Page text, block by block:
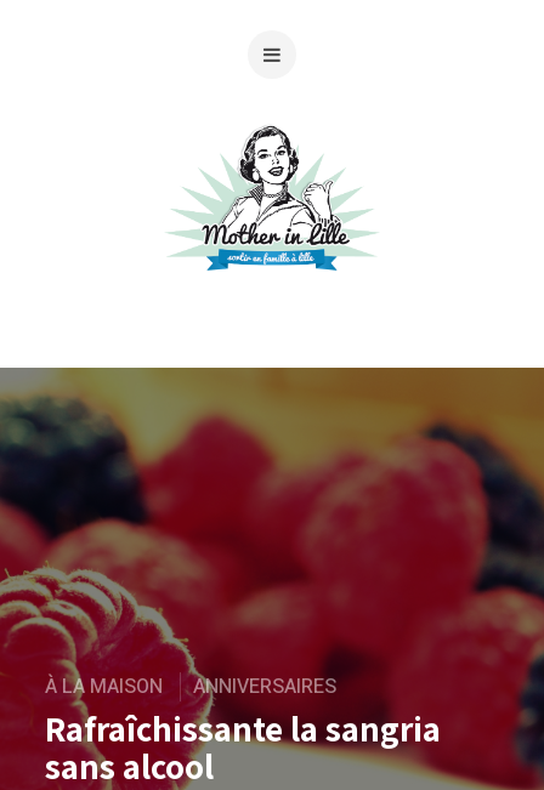
À LA MAISON ANNIVERSAIRES
Rafraîchissante la sangria
sans alcool